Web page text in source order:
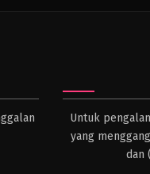
Untuk
yang
dan